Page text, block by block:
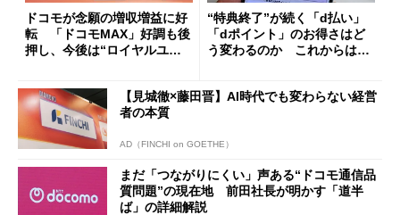
ドコモが念願の増収増益に好
転 「ドコモMAX」好調も後
押し、今後は“ロイヤルユー
“特典終了”が続く「d払い」
「dポイント」のお得さはど
う変わるのか これからは
【見城徹×藤田晋】AI時代でも変わらない経営
者の本質
AD（FINCHI on GOETHE）
まだ「つながりにくい」声ある“ドコモ通信品
質問題”の現在地 前田社長が明かす「道半
ば」の詳細解説